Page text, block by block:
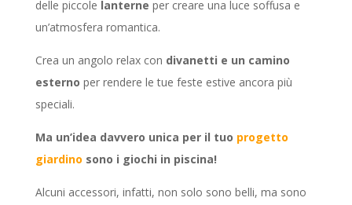
delle piccole lanterne per creare una luce soffusa e
un’atmosfera romantica.
Crea un angolo relax con divanetti e un camino
esterno per rendere le tue feste estive ancora più
speciali.
Ma un’idea davvero unica per il tuo progetto
giardino sono i giochi in piscina!
Alcuni accessori, infatti, non solo sono belli, ma sono